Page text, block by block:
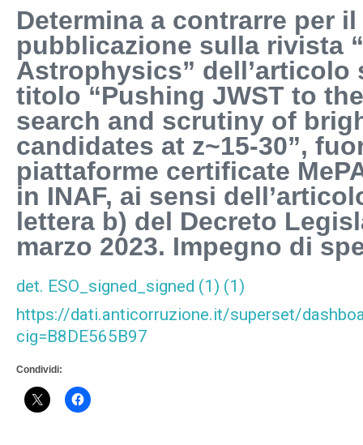
Determina a contrarre per
pubblicazione sulla rivista
Astrophysics”
titolo “Pushing JWST to
search and scrutiny of
candidates at z~15-30”,
piattaforme certificate
in INAF, ai sensi
lettera b) del Decreto
marzo 2023. Impegno di
det. ESO_signed_signed (1) (1)
https://dati.anticorruzione.it/superset/
cig=B8DE565B97
Condividi: